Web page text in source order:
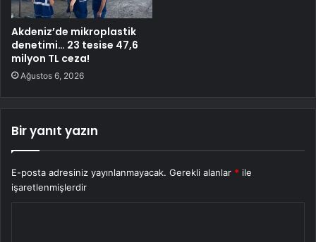
Akdeniz’de mikroplastik
denetimi… 23 tesise 47,6
milyon TL ceza!
Ağustos 6, 2026
Bir yanıt yazın
E-posta adresiniz yayınlanmayacak. Gerekli alanlar * ile
işaretlenmişlerdir